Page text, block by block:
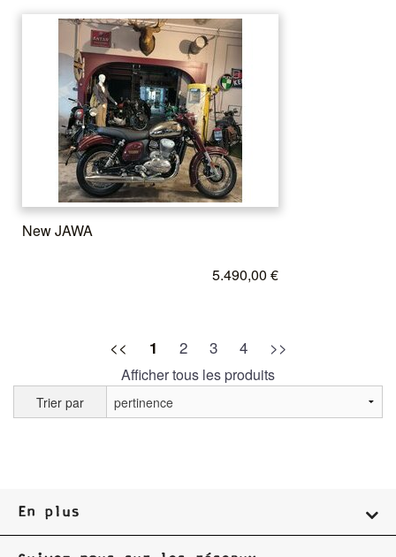
New JAWA
5.490,00 €
<< 1 2 3 4 >>
Afficher tous les produits
Trier par
En plus